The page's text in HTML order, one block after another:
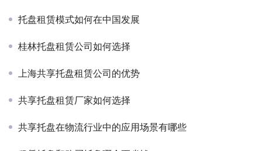
托盘租赁模式如何在中国发展
桂林托盘租赁公司如何选择
上海共享托盘租赁公司的优势
共享托盘租赁厂家如何选择
共享托盘在物流行业中的应用场景有哪些